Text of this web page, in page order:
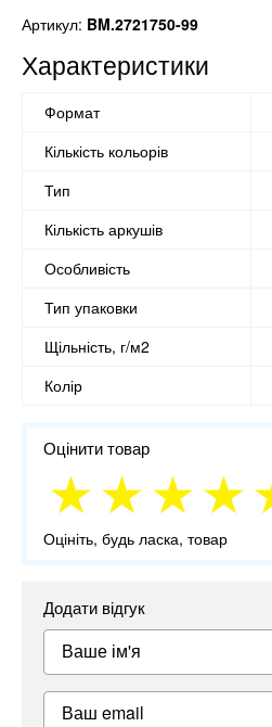
Артикул: BM.2721750-99
Характеристики
Формат
Кількість кольорів
Тип
Кількість аркушів
Особливість
Тип упаковки
Щільність, г/м2
Колір
Оцінити товар
Оцініть, будь ласка, товар
Додати відгук
Ваше ім'я
Ваш email